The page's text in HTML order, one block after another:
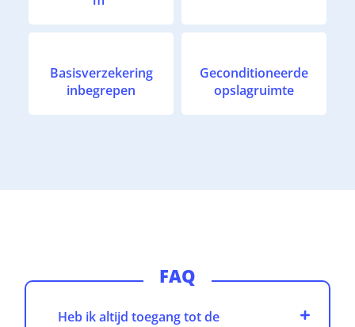
Basisverzekering
inbegrepen
Geconditioneerde
opslagruimte
FAQ
Heb ik altijd toegang tot de